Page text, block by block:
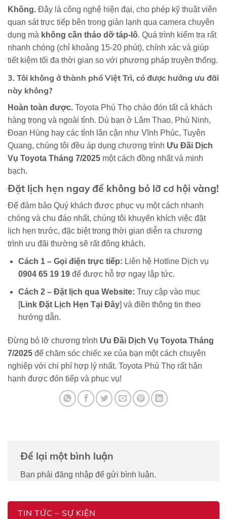
TIN TỨC – SỰ KIỆN
Không. Đây là công nghệ hiện đại, cho phép kỹ thuật viên
quan sát trực tiếp bên trong giàn lạnh qua camera chuyên
dụng mà không cần tháo dỡ táp-lô. Quá trình kiểm tra rất
nhanh chóng (chỉ khoảng 15-20 phút), chính xác và giúp
tiết kiệm tối đa thời gian so với phương pháp truyền thống.
3. Tôi không ở thành phố Việt Trì, có được hưởng ưu đãi
này không?
Hoàn toàn được. Toyota Phú Thọ chào đón tất cả khách
hàng trong và ngoài tỉnh. Dù bạn ở Lâm Thao, Phù Ninh,
Đoan Hùng hay các tỉnh lân cận như Vĩnh Phúc, Tuyên
Quang, chúng tôi đều áp dụng chương trình Ưu Đãi Dịch
Vụ Toyota Tháng 7/2025 một cách đồng nhất và minh
bạch.
Đặt lịch hẹn ngay để không bỏ lỡ cơ hội vàng!
Để đảm bảo Quý khách được phục vụ một cách nhanh
chóng và chu đáo nhất, chúng tôi khuyến khích việc đặt
lịch hẹn trước, đặc biệt trong thời gian diễn ra chương
trình ưu đãi thường sẽ rất đông khách.
Cách 1 – Gọi điện trực tiếp: Liên hệ Hotline Dịch vụ
0904 65 19 19để được hỗ trợ ngay lập tức.
Cách 2 – Đặt lịch qua Website: Truy cập vào mục
[Link Đặt Lịch Hẹn Tại Đây] và điền thông tin theo
hướng dẫn.
Đừng bỏ lỡ chương trình Ưu Đãi Dịch Vụ Toyota Tháng
7/2025 để chăm sóc chiếc xe của bạn một cách chuyên
nghiệp với chi phí hợp lý nhất. Toyota Phú Thọ rất hân
hạnh được đón tiếp và phục vụ!
Để lại một bình luận
Bạn phải đăng nhập để gửi bình luận.